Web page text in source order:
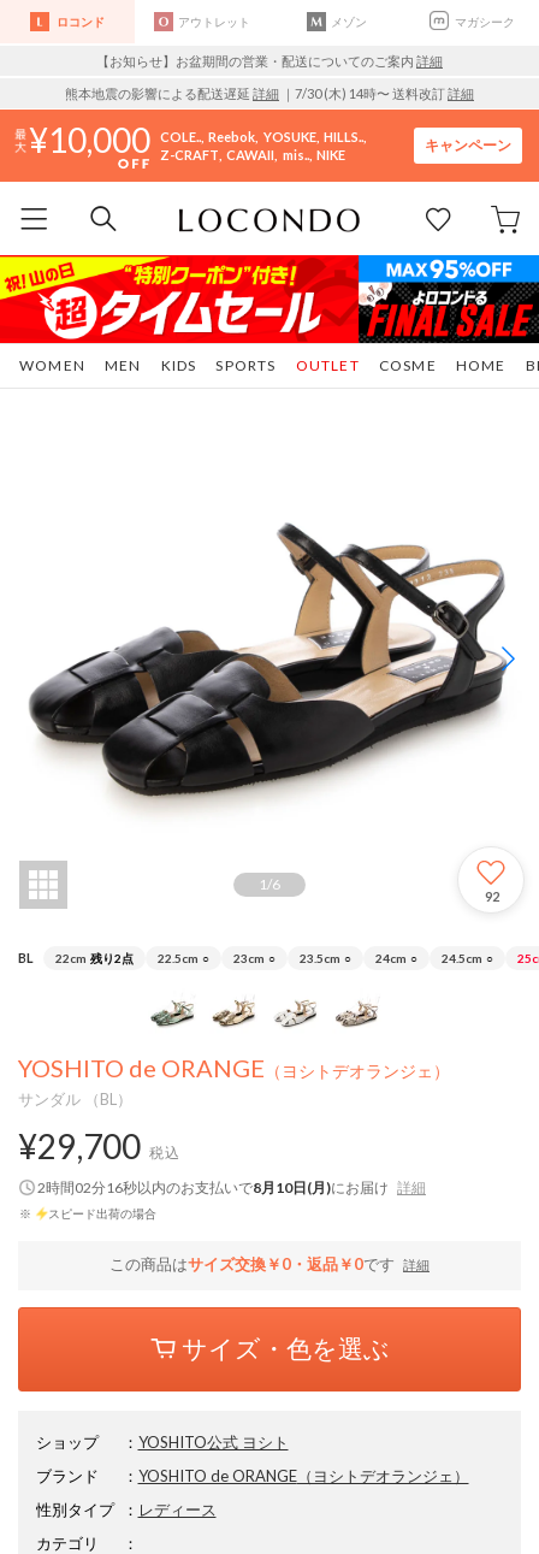
ロコンド アウトレット メゾン マガシーク
【お知らせ】お盆期間の営業・配送についてのご案内 詳細
熊本地震の影響による配送遅延 詳細 ｜7/30 (木) 14時〜 送料改訂詳細
10,000 COLE.. Reebok YOSUKE HILLS..
Z-CRAFT CAWAII mis.. NIKE
キャンペーン
WOMEN MEN KIDS SPORTS COSME HOME
OUTLET
1 /6
92
BL 22cm 残り2点 22.5cm ○ 23cm ○ 23.5cm ○ 24cm ○ 24.5cm ○
YOSHITO de ORANGE （ヨシトデオランジェ）
サンダル （BL）
¥29,700 税込
2時間02分15秒以内のお支払いで8月10日(月)にお届け 詳細
※ スピード出荷の場合
この商品はサイズ交換￥0・返品￥0です 詳細
サイズ・色を選ぶ
ショップ ： YOSHITO公式 ヨシト
ブランド
： YOSHITO de ORANGE（ヨシトデオランジェ）
性別タイプ
： レディース
カテゴリ
：